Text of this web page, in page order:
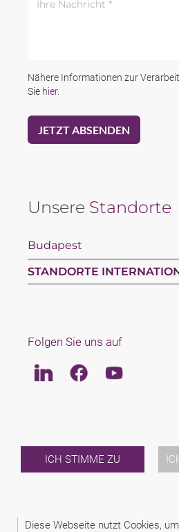
Diese Webseite nutzt Cookies,
ICH STIMME ZU
Nähere Informationen zur
Sie hier.
Unsere Standorte
Budapest
STANDORTE
Folgen Sie uns auf
LinkedinFacebookYoutube
INTERNATIONAL
NEWS & JUSFUL